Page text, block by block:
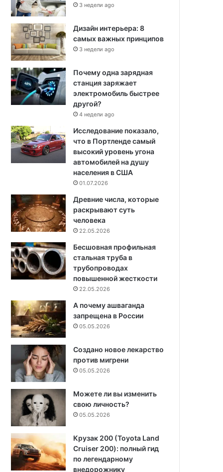
3 недели ago
Дизайн интерьера: 8
самых важных принципов
3 недели ago
Почему одна зарядная
станция заряжает
электромобиль быстрее
другой?
4 недели ago
Исследование показало,
что в Портленде самый
высокий уровень угона
автомобилей на душу
населения в США
01.07.2026
Древние числа, которые
раскрывают суть
человека
22.05.2026
Бесшовная профильная
стальная труба в
трубопроводах
повышенной жесткости
22.05.2026
А почему ашваганда
запрещена в России
05.05.2026
Создано новое лекарство
против мигрени
05.05.2026
Можете ли вы изменить
свою личность?
05.05.2026
Крузак 200 (Toyota Land
Cruiser 200): полный гид
по легендарному
внедорожнику